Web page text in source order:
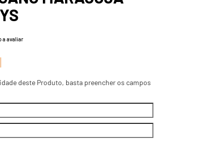
a avaliar
deste Produto, basta preencher os campos